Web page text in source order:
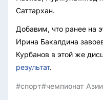
Саттархан.
Добавим, что ранее на
Ирина Бакалдина
Курбанов в этой же
результат.
#спорт#чемпионат Азии